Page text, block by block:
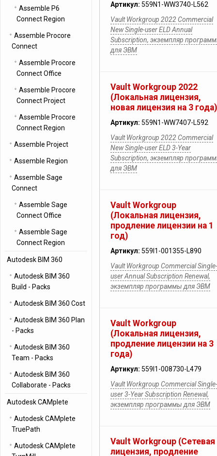
Артикул: 559N1-WW3740-L562
Vault Workgroup 2022 Commercial
New Single-user ELD Annual
Subscription, экземпляр
для ЭВМ
Vault Workgroup 2022
(Локальная лицензия,
новая лицензия на 3 года)
Артикул: 559N1-WW7407-L592
Vault Workgroup 2022 Commercial
New Single-user ELD 3-Year
Subscription, экземпляр
для ЭВМ
Vault Workgroup
(Локальная лицензия,
продление лицензии на 1
год)
Артикул: 559I1-001355-L890
Vault Workgroup Commercial Single-
user Annual Subscription Renewal,
экземпляр программы для ЭВМ
Vault Workgroup
(Локальная лицензия,
продление лицензии на 3
года)
Артикул: 559I1-008730-L479
Vault Workgroup Commercial Single-
user 3-Year Subscription Renewal,
экземпляр программы для ЭВМ
Vault Workgroup (Сетевая
лицензия, продление
Assemble P6
Connect Region
Assemble Procore
Connect
Assemble Procore
Connect Office
Assemble Procore
Connect Project
Assemble Procore
Connect Region
Assemble Project
Assemble Region
Assemble Sage
Connect
Assemble Sage
Connect Office
Assemble Sage
Connect Region
Autodesk BIM 360
Autodesk BIM 360
Build - Packs
Autodesk BIM 360 Cost
Autodesk BIM 360 Plan
- Packs
Autodesk BIM 360
Team - Packs
Autodesk BIM 360
Collaborate - Packs
Autodesk CAMplete
Autodesk CAMplete
TruePath
Autodesk CAMplete